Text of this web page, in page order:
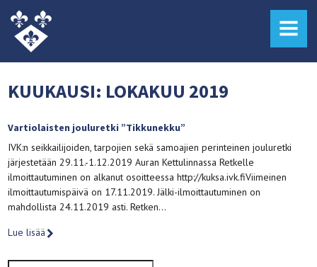
MENU
KUUKAUSI: LOKAKUU 2019
Vartiolaisten jouluretki ”Tikkunekku”
IVK:n seikkailijoiden, tarpojien sekä samoajien perinteinen jouluretki
järjestetään 29.11.-1.12.2019 Auran Kettulinnassa Retkelle
ilmoittautuminen on alkanut osoitteessa http://kuksa.ivk.fiViimeinen
ilmoittautumispäivä on 17.11.2019. Jälki-ilmoittautuminen on
mahdollista 24.11.2019 asti. Retken…
Lue lisää